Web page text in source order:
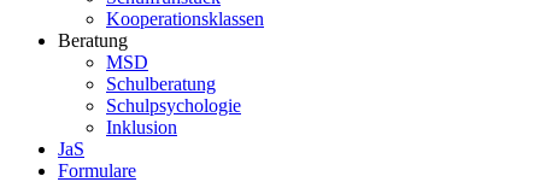
Kooperationsklassen
Beratung
MSD
Schulberatung
Schulpsychologie
Inklusion
JaS
Formulare